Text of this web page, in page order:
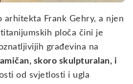
arhitekta Frank Gehry, a njen
ploča čini je
građevina na
skoro skulpturalan, i
od svjetlosti i ugla